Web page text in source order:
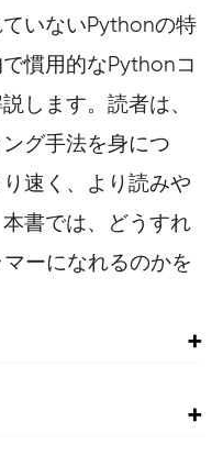
いないPythonの特
慣用的なPythonコ
します。読者は、
グ手法を身につ
速く、より読みや
書では、どうすれ
ーになれるのかを